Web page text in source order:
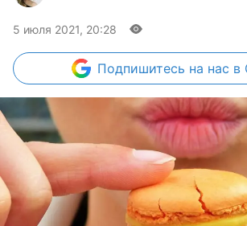
5 июля 2021, 20:28
Подпишитесь на нас в